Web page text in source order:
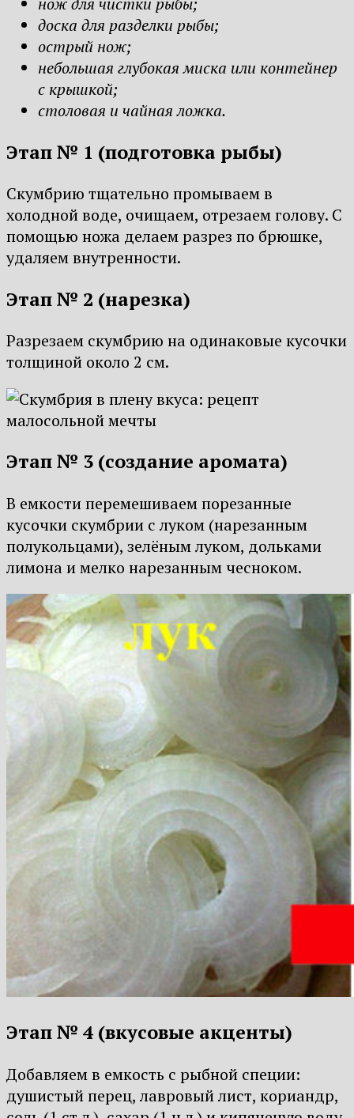
доска для разделки рыбы;
острый нож;
небольшая глубокая миска или контейнер
с крышкой;
столовая и чайная ложка.
Этап № 1 (подготовка рыбы)
Скумбрию тщательно промываем в
холодной воде, очищаем, отрезаем голову. С
помощью ножа делаем разрез по брюшке,
удаляем внутренности.
Этап № 2 (нарезка)
Разрезаем скумбрию на одинаковые кусочки
толщиной около 2 см.
Этап № 3 (создание аромата)
В емкости перемешиваем порезанные
кусочки скумбрии с луком (нарезанным
полукольцами), зелёным луком, дольками
лимона и мелко нарезанным чесноком.
Этап № 4 (вкусовые акценты)
Добавляем в емкость с рыбной специи:
душистый перец, лавровый лист, кориандр,